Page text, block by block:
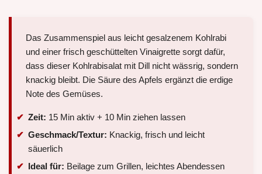
Das Zusammenspiel aus leicht gesalzenem Kohlrabi
und einer frisch geschüttelten Vinaigrette sorgt dafür,
dass dieser Kohlrabisalat mit Dill nicht wässrig, sondern
knackig bleibt. Die Säure des Apfels ergänzt die erdige
Note des Gemüses.
Zeit: 15 Min aktiv + 10 Min ziehen lassen
Geschmack/Textur: Knackig, frisch und leicht
säuerlich
Ideal für: Beilage zum Grillen, leichtes Abendessen